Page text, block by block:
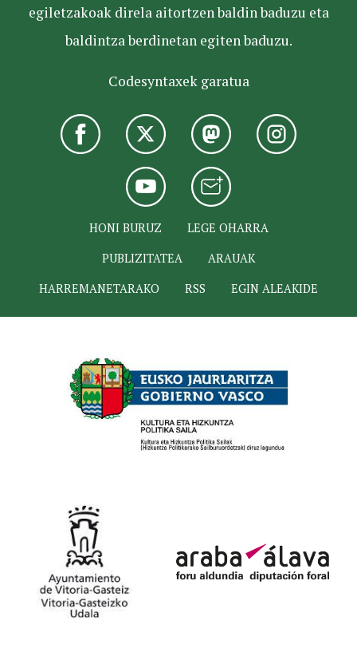
egiletzakoak direla aitortzen baldin baduzu eta
baldintza berdinetan egiten baduzu.
Codesyntaxek garatua
HONI BURUZ
LEGE OHARRA
PUBLIZITATEA
ARAUAK
HARREMANETARAKO
RSS EGIN ALEAKIDE